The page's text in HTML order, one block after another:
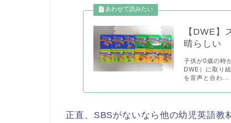
【DWE
晴らしい
子供が0歳の時
DWE）に取り
を音声と合わ...
正直、SBSがないなら他の幼児英語教